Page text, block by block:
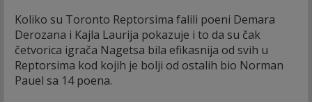
Koliko su Toronto Reptorsima falili poeni Demara
Derozana i Kajla Laurija pokazuje i to da su čak
četvorica igrača Nagetsa bila efikasnija od svih u
Reptorsima kod kojih je bolji od ostalih bio Norman
Pauel sa 14 poena.